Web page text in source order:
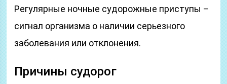
Регулярные ночные судорожные приступы –
сигнал организма о наличии серьезного
заболевания или отклонения.
Причины судорог